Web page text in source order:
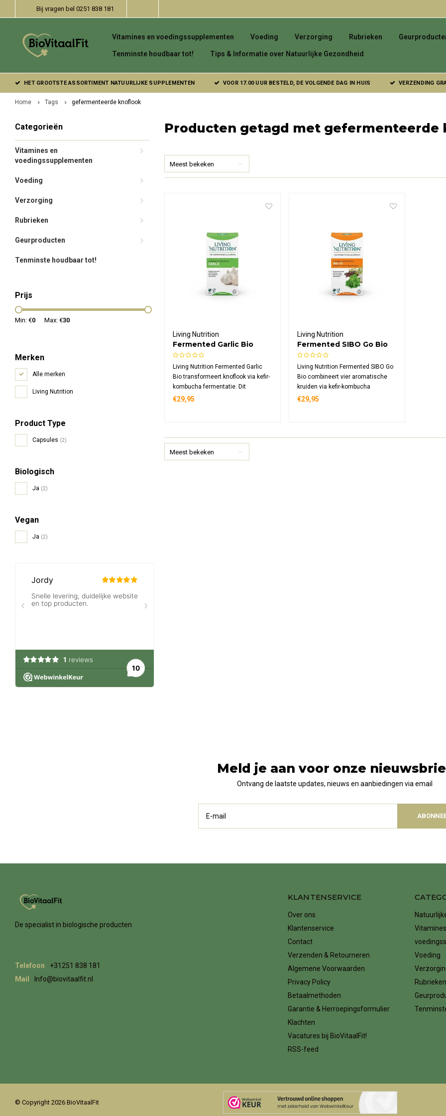
Bij vragen bel 0251 838 181
Vitamines en voedingssupplementen Voeding Verzorging Rubrieken
Tenminste houdbaar tot! Tips & Informatie over Natuurlijke Gezondheid
HET GROOTSTE ASSORTIMENT NATUURLIJKE SUPPLEMENTEN VOOR 17.00 UUR BESTELD, DE VOLGENDE DAG IN HUIS VERZENDING
Home Tags gefermenteerde knoflook
Categorieën
Vitamines en
voedingssupplementen
Voeding
Verzorging
Rubrieken
Geurproducten
Tenminste houdbaar tot!
Prijs
Min: €0 Max: €30
Merken
Alle merken
Living Nutrition
Product Type
Capsules (2)
Biologisch
Ja (2)
Vegan
Ja (2)
Producten getagd met gefermenteerde
Meest bekeken
Living Nutrition
Fermented Garlic Bio
Living Nutrition Fermented Garlic
Bio transformeert knoflook via kefir-
kombucha fermentatie. Dit
biologische supplement bevat 700
microflora met verhoogde bio-
€29,95
Living Nutrition
Fermented SIBO Go Bio
Living Nutrition Fermented SIBO Go
Bio combineert vier aromatische
kruiden via kefir-kombucha
fermentatie. Deze formule bevat
beschikbaarheid.
€29,95
Meest bekeken
Meld je aan voor onze
Ontvang de laatste updates, nieuws en aanbiedingen via email
De specialist in biologische producten
Telefoon
+31251 838 181
Mail
Info@biovitaalfit.nl
KLANTENSERVICE
Over ons
Klantenservice
Contact
Verzenden & Retourneren
Algemene Voorwaarden
Privacy Policy
Betaalmethoden
Garantie & Herroepingsformulier
Klachten
Vacatures bij BioVitaalFit!
RSS-feed
Voeding
Rubrieken
© Copyright 2026 BioVitaalFit